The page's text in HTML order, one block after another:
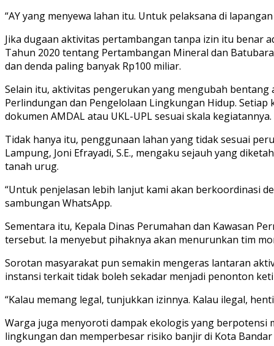
“AY yang menyewa lahan itu. Untuk pelaksana di
Jika dugaan aktivitas pertambangan tanpa izin itu benar
Tahun 2020 tentang Pertambangan Mineral dan
dan denda paling banyak Rp100 miliar.
Selain itu, aktivitas pengerukan yang mengubah
Perlindungan dan Pengelolaan Lingkungan Hidup.
dokumen AMDAL atau UKL-UPL sesuai skala kegiatannya.
Tidak hanya itu, penggunaan lahan yang tidak sesuai
Lampung, Joni Efrayadi, S.E., mengaku sejauh yang
tanah urug.
“Untuk penjelasan lebih lanjut kami akan berkoordinasi
sambungan WhatsApp.
Sementara itu, Kepala Dinas Perumahan dan Kawasan
tersebut. Ia menyebut pihaknya akan menurunkan tim
Sorotan masyarakat pun semakin mengeras lantaran
instansi terkait tidak boleh sekadar menjadi penonton
“Kalau memang legal, tunjukkan izinnya. Kalau ilegal,
Warga juga menyoroti dampak ekologis yang
lingkungan dan memperbesar risiko banjir di Kota